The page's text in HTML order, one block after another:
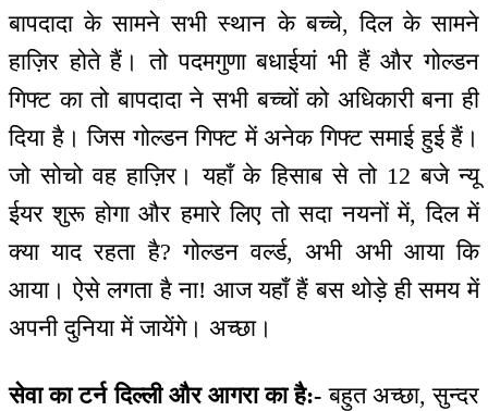
बापदादा के सामने सभी स्थान के बच्चे, दिल के सामने
हाज़िर होते हैं। तो पदमगुणा बधाईयां भी हैं और गोल्डन
गिफ्ट का तो बापदादा ने सभी बच्चों को अधिकारी बना ही
दिया है। जिस गोल्डन गिफ्ट में अनेक गिफ्ट समाई हुई हैं।
जो सोचो वह हाज़िर। यहाँ के हिसाब से तो 12 बजे न्यू
ईयर शुरू होगा और हमारे लिए तो सदा नयनों में, दिल में
क्या याद रहता है? गोल्डन वर्ल्ड, अभी अभी आया कि
आया। ऐसे लगता है ना! आज यहाँ हैं बस थोड़े ही समय में
अपनी दुनिया में जायेंगे। अच्छा।
सेवा का टर्न दिल्ली और आगरा का है:- बहुत अच्छा, सुन्दर